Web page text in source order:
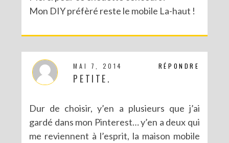
Mon DIY préfèré reste le mobile La-haut !
RÉPONDRE
MAI 7, 2014
PETITE.
Dur de choisir, y’en a plusieurs que j’ai
gardé dans mon Pinterest… y’en a deux qui
me reviennent à l’esprit, la maison mobile